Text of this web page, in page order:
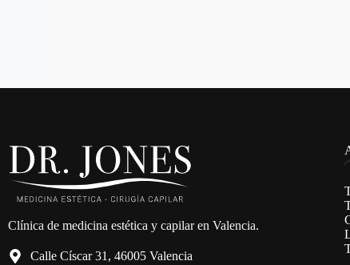
Clínica de medicina estética y capilar en Valencia.
Calle Císcar 31, 46005 Valencia